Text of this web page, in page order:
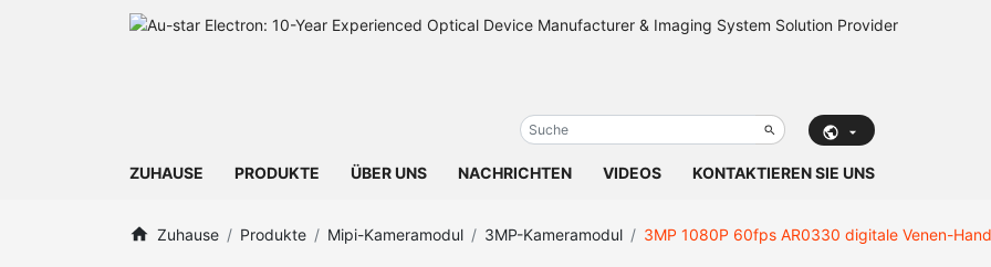
ZUHAUSE PRODUKTE ÜBER UNS NACHRICHTEN VIDEOS KONTAKTIEREN SIE UNS
Zuhause Produkte Mipi-Kameramodul 3MP-Kameramodul 3MP 1080P 60fps AR0330 digitale Venen-